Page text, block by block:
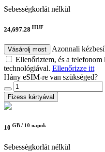
Sebességkorlát nélkül
24,697.28 HUF
Vásárolj most
Azonnali
Ellenőriztem, és a
technológiával. Ellenőrizze itt
Hány eSIM-re van szükséged?
Fizess kártyával
10 GB / 10 napok
Sebességkorlát nélkül